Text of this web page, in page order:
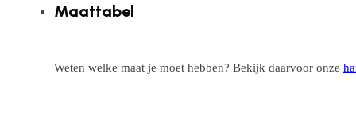
Maattabel
Weten welke maat je moet hebben? Bekijk daarvoor onze